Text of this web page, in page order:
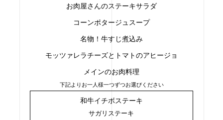
お肉屋さんのステーキサラダ
コーンポタージュスープ
名物！牛すじ煮込み
モッツァレラチーズとトマトのアヒージョ
メインのお肉料理
下記よりお一人様一つずつお選びください
和牛イチボステーキ
サガリステーキ